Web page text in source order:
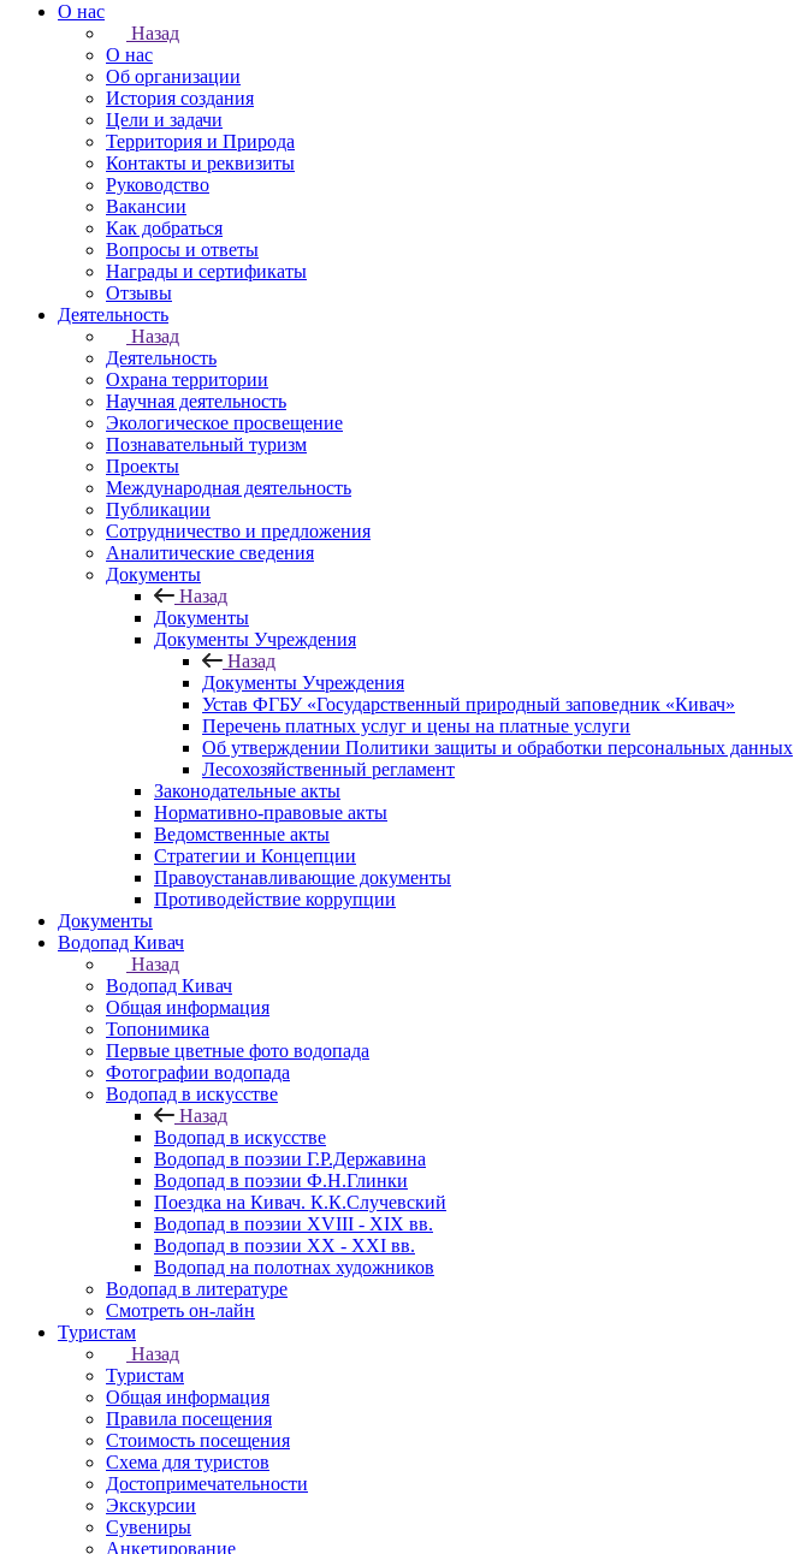
О нас
Назад
О нас
Об организации
История создания
Цели и задачи
Территория и Природа
Контакты и реквизиты
Руководство
Вакансии
Как добраться
Вопросы и ответы
Награды и сертификаты
Отзывы
Деятельность
Назад
Деятельность
Охрана территории
Научная деятельность
Экологическое просвещение
Познавательный туризм
Проекты
Международная деятельность
Публикации
Сотрудничество и предложения
Аналитические сведения
Документы
Назад
Документы
Документы Учреждения
Назад
Документы Учреждения
Устав ФГБУ «Государственный природный заповедник «Кивач»
Перечень платных услуг и цены на платные услуги
Об утверждении Политики защиты и обработки персональных данных
Лесохозяйственный регламент
Законодательные акты
Нормативно-правовые акты
Ведомственные акты
Стратегии и Концепции
Правоустанавливающие документы
Противодействие коррупции
Документы
Водопад Кивач
Назад
Водопад Кивач
Общая информация
Топонимика
Первые цветные фото водопада
Фотографии водопада
Водопад в искусстве
Назад
Водопад в искусстве
Водопад в поэзии Г.Р.Державина
Водопад в поэзии Ф.Н.Глинки
Поездка на Кивач. К.К.Случевский
Водопад в поэзии XVIII - XIX вв.
Водопад в поэзии XX - XXI вв.
Водопад на полотнах художников
Водопад в литературе
Смотреть он-лайн
Туристам
Назад
Туристам
Общая информация
Правила посещения
Стоимость посещения
Схема для туристов
Достопримечательности
Экскурсии
Сувениры
Анкетирование